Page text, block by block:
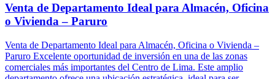
Venta de Departamento Ideal para Almacén, Oficina
o Vivienda – Paruro
Venta de Departamento Ideal para Almacén, Oficina o Vivienda –
Paruro Excelente oportunidad de inversión en una de las zonas
comerciales más importantes del Centro de Lima. Este amplio